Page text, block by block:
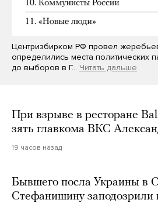
Центризбирком РФ провел
определились места политических
до выборов в Г… Читать дальше
При взрыве в ресторане
зять главкома ВКС
19 часов назад
Бывшего посла Украины в
Стефанишину заподозрили